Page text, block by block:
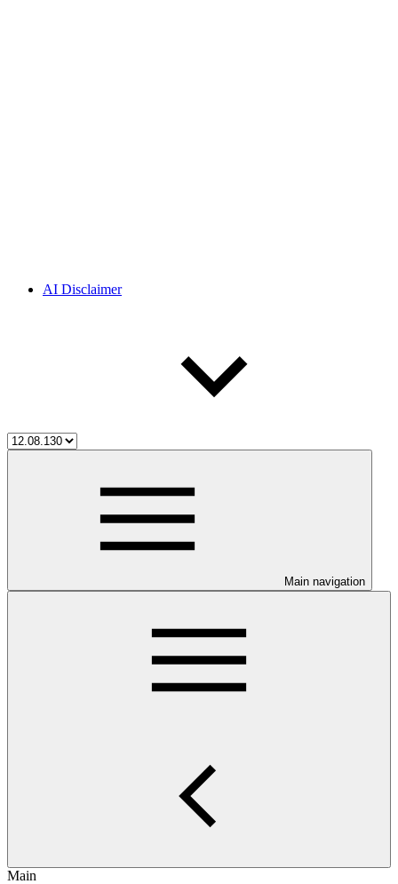
AI Disclaimer
Main navigation
Main